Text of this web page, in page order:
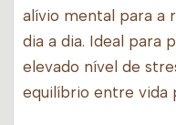
alívio mental para a
dia a dia. Ideal para
elevado nível de
equilíbrio entre vida